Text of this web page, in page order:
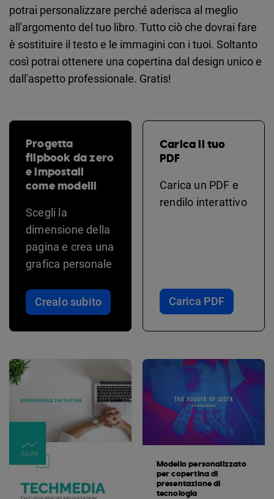
potrai personalizzare perché aderisca al meglio
all'argomento del tuo libro. Tutto ciò che dovrai fare
è sostituire il testo e le immagini con i tuoi. Soltanto
così potrai ottenere una copertina dal design unico e
dall'aspetto professionale. Gratis!
Progetta
flipbook da zero
e impostali
come modelli
Scegli la
dimensione della
pagina e crea una
grafica personale
Crealo subito
Carica il tuo
PDF
Carica un PDF e
rendilo interattivo
Carica PDF
Modello personalizzato
per copertina di
presentazione di
tecnologia